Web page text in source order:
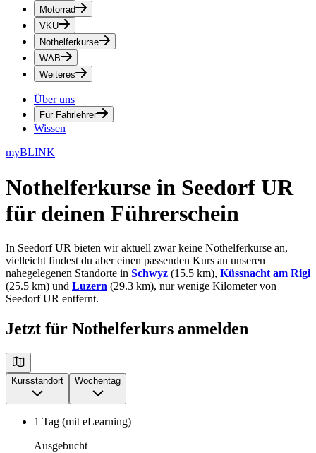
Motorrad
VKU
Nothelferkurse
WAB
Weiteres
Über uns
Für Fahrlehrer
Wissen
myBLINK
Nothelferkurse in Seedorf UR
für deinen Führerschein
In Seedorf UR bieten wir aktuell zwar keine Nothelferkurse an,
vielleicht findest du aber einen passenden Kurs an unseren
nahegelegenen Standorte in Schwyz (15.5 km), Küssnacht am Rigi
(25.5 km) und Luzern (29.3 km), nur wenige Kilometer von
Seedorf UR entfernt.
Jetzt für Nothelferkurs anmelden
Kursstandort Wochentag
1 Tag (mit eLearning)
Ausgebucht